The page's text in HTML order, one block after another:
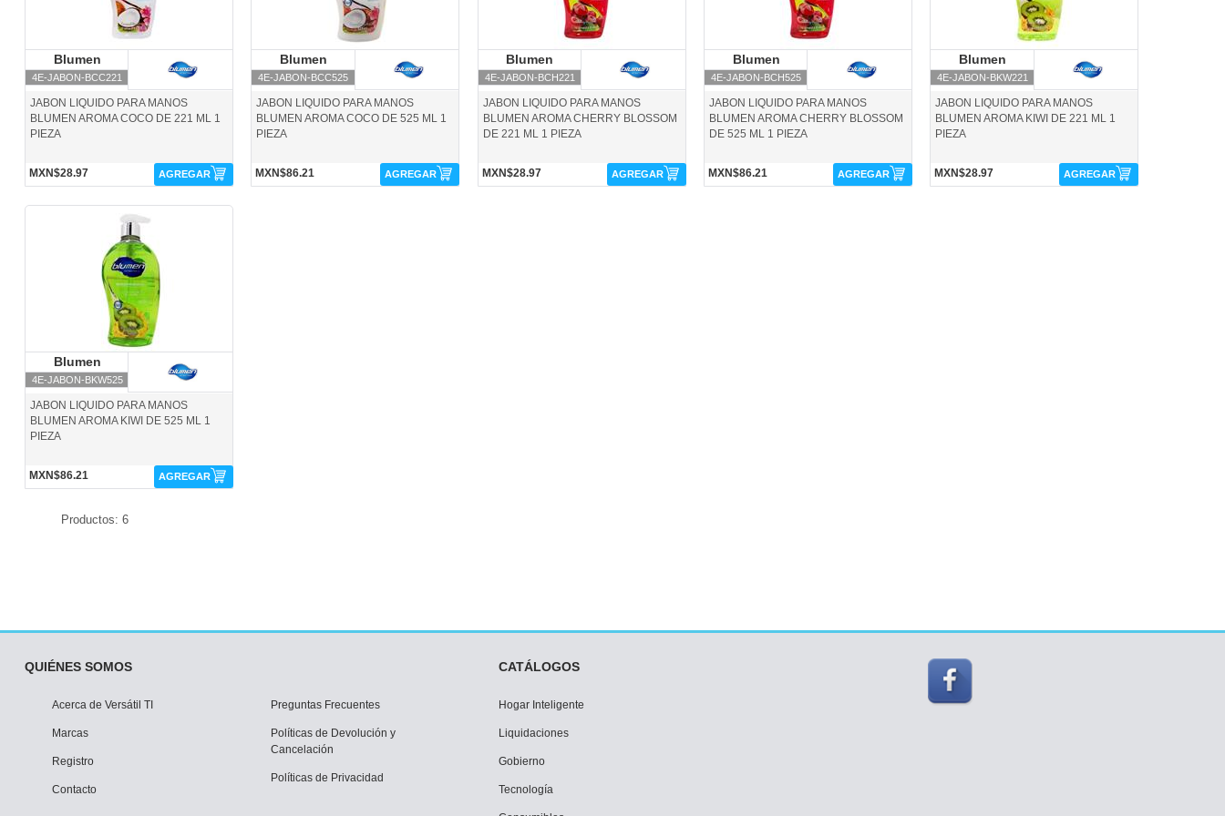
Blumen
4E-JABON-BCC221
JABON LIQUIDO PARA MANOS
BLUMEN AROMA COCO DE 221 ML 1
PIEZA
MXN$28.97 AGREGAR
Blumen
4E-JABON-BCC525
JABON LIQUIDO PARA MANOS
BLUMEN AROMA COCO DE 525 ML 1
PIEZA
MXN$86.21 AGREGAR
Blumen
4E-JABON-BCH221
JABON LIQUIDO PARA MANOS
BLUMEN AROMA CHERRY BLOSSOM
DE 221 ML 1 PIEZA
MXN$28.97 AGREGAR
Blumen
4E-JABON-BCH525
JABON LIQUIDO PARA MANOS
BLUMEN AROMA CHERRY BLOSSOM
DE 525 ML 1 PIEZA
MXN$86.21 AGREGAR
Blumen
4E-JABON-BKW221
JABON LIQUIDO PARA MANOS
BLUMEN AROMA KIWI DE 221 ML 1
PIEZA
MXN$28.97 AGREGAR
4E-JABON-BKW525-Blumen
Blumen
4E-JABON-BKW525
JABON LIQUIDO PARA MANOS
BLUMEN AROMA KIWI DE 525 ML 1
PIEZA
MXN$86.21 AGREGAR
Productos: 6
QUIÉNES SOMOS
Acerca de Versátil TI
Marcas
Registro
Contacto
Preguntas Frecuentes
Políticas de Devolución y
Cancelación
Políticas de Privacidad
CATÁLOGOS
Hogar Inteligente
Liquidaciones
Gobierno
Tecnología